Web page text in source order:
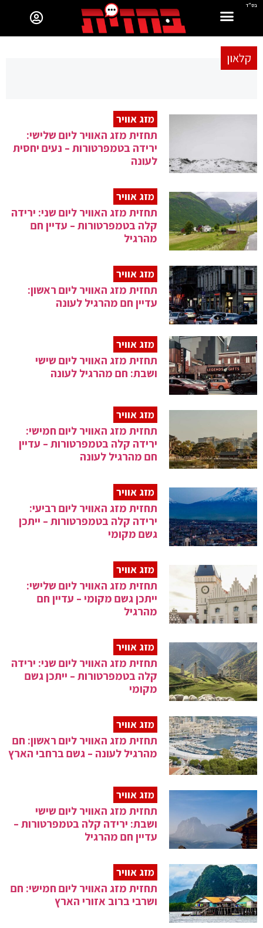
בס"ד
קלאון
מזג אוויר
תחזית מזג האוויר ליום שלישי:
ירידה בטמפרטורות – נעים יחסית
לעונה
מזג אוויר
תחזית מזג האוויר ליום שני: ירידה
קלה בטמפרטורות – עדיין חם
מהרגיל
מזג אוויר
תחזית מזג האוויר ליום ראשון:
עדיין חם מהרגיל לעונה
מזג אוויר
תחזית מזג האוויר ליום שישי
ושבת: חם מהרגיל לעונה
מזג אוויר
תחזית מזג האוויר ליום חמישי:
ירידה קלה בטמפרטורות – עדיין
חם מהרגיל לעונה
מזג אוויר
תחזית מזג האוויר ליום רביעי:
ירידה קלה בטמפרטורות – ייתכן
גשם מקומי
מזג אוויר
תחזית מזג האוויר ליום שלישי:
ייתכן גשם מקומי – עדיין חם
מהרגיל
מזג אוויר
תחזית מזג האוויר ליום שני: ירידה
קלה בטמפרטורות – ייתכן גשם
מקומי
מזג אוויר
תחזית מזג האוויר ליום ראשון: חם
מהרגיל לעונה – גשם ברחבי הארץ
מזג אוויר
תחזית מזג האוויר ליום שישי
ושבת: ירידה קלה בטמפרטורות –
עדיין חם מהרגיל
מזג אוויר
תחזית מזג האוויר ליום חמישי: חם
ושרבי ברוב אזורי הארץ